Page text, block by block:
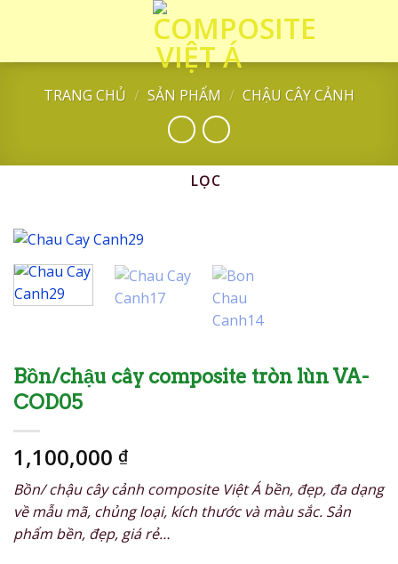
TRANG CHỦ / SẢN PHẨM / CHẬU CÂY CẢNH
LỌC
Bồn/chậu cây composite tròn lùn VA-
COD05
1,100,000 ₫
Bồn/ chậu cây cảnh composite Việt Á bền, đẹp, đa dạng
về mẫu mã, chủng loại, kích thước và màu sắc. Sản
phẩm bền, đẹp, giá rẻ…